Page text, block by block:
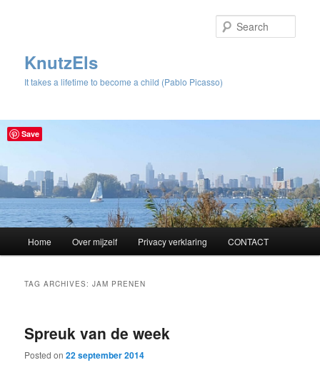
KnutzEls
It takes a lifetime to become a child (Pablo Picasso)
Skip
content
Skip
content
Home Over mijzelf Privacy verklaring CONTACT
TAG ARCHIVES:JAM PRENEN
Spreuk van de week
Posted on22 september 2014
Save